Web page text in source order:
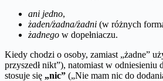
ani jedno,
żaden/żadna/żadni (w różnych
żadnego w dopełniaczu.
Kiedy chodzi o osoby, zamiast „żadne”
przyszedł nikt”), natomiast w odniesieniu
stosuje się „nic” („Nie mam nic do